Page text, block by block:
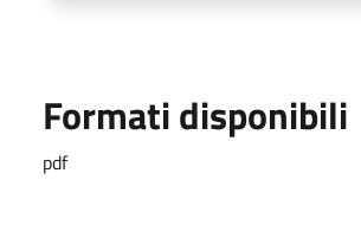
Formati disponibili
pdf